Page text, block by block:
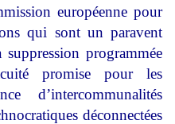
européenne pour
qui sont un paravent
programmée
promise pour les
d’intercommunalités
déconnectées